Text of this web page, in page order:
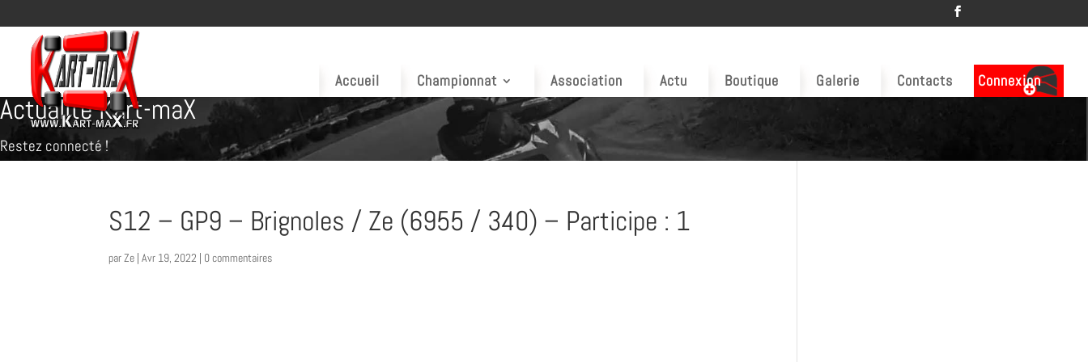
Accueil Championnat Association Actu Boutique Galerie Contacts Connexion
Actualité Kart-maX
Restez connecté !
S12 – GP9 – Brignoles / Ze (6955 / 340) – Participe : 1
parZe |Avr 19, 2022 | 0 commentaires